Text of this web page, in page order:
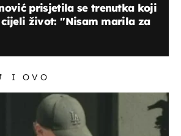
prisjetila se trenutka koji
život: ''Nisam marila za
I OVO